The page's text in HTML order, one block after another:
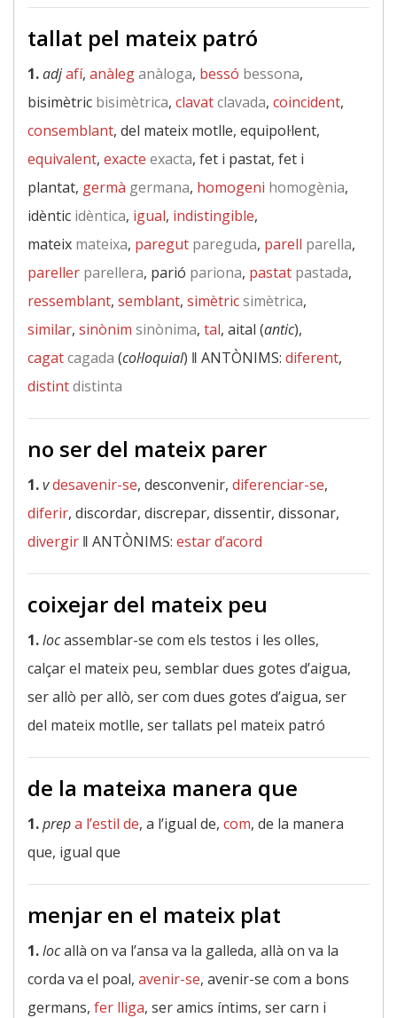
tallat pel mateix patró
1.adjafí, anàleganàloga, bessó bessona,
bisimètric bisimètrica, clavatclavada, coincident,
consemblant, del mateix motlle, equipol·lent,
equivalent, exacte exacta, fet i pastat, fet i
plantat, germà germana, homogeni homogènia,
idèntic idèntica, igual, indistingible,
mateix mateixa, paregut pareguda, parell parella,
pareller parellera, parió pariona, pastat pastada,
ressemblant, semblant, simètricsimètrica,
similar, sinònim sinònima, tal, aital (antic),
cagatcagada (col·loquial) ‖ ANTÒNIMS: diferent,
distintdistinta
no ser del mateix parer
1.vdesavenir-se, desconvenir, diferenciar-se,
diferir, discordar, discrepar, dissentir, dissonar,
divergir ‖ ANTÒNIMS: estar d’acord
coixejar del mateix peu
1.locassemblar-se com els testos i les olles,
calçar el mateix peu, semblar dues gotes d’aigua,
ser allò per allò, ser com dues gotes d’aigua, ser
del mateix motlle, ser tallats pel mateix patró
de la mateixa manera que
1.prepa l’estil de, a l’igual de, com, de la manera
que, igual que
menjar en el mateix plat
1.locallà on va l’ansa va la galleda, allà on va la
corda va el poal, avenir-se, avenir-se com a bons
germans, fer lliga, ser amics íntims, ser carn i